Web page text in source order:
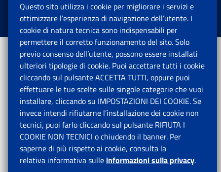
Istituto Nazionale Previdenza Sociale.
Tutti i diritti riservati.
Questo sito utilizza i cookie per migliorare i servizi e
ottimizzare l’esperienza di navigazione dell’utente. I
cookie di natura tecnica sono indispensabili per
permettere il corretto funzionamento del sito. Solo
previo consenso dell’utente, possono essere installati
ulteriori tipologie di cookie. Puoi accettare tutti i cookie
cliccando sul pulsante ACCETTA TUTTI, oppure puoi
effettuare le tue scelte sulle singole categorie che vuoi
installare, cliccando su IMPOSTAZIONI DEI COOKIE. Se
invece intendi rifiutarne l’installazione dei cookie non
tecnici, puoi farlo cliccando sul pulsante RIFIUTA I
COOKIE NON TECNICI o chiudendo il banner. Per
saperne di più rispetto ai cookie, consulta la
relativa informativa sulle informazioni sulla privacy.